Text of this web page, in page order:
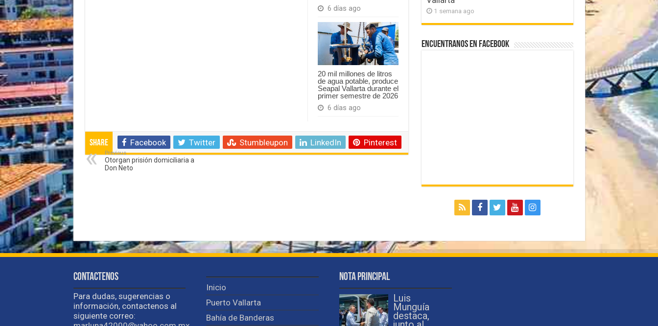
6 días ago
20 mil millones de litros
de agua potable, produce
Seapal Vallarta durante el
primer semestre de 2026
6 días ago
Share Facebook Twitter Stumbleupon LinkedIn Pinterest
Previous
Otorgan prisión domiciliaria a
Don Neto
1 semana ago
Encuentranos en Facebook
Contactenos
Para dudas, sugerencias o
información, contactenos al
siguiente correo:
Inicio
Puerto Vallarta
Bahía de Banderas
Nota Principal
Luis
Munguía
destaca,